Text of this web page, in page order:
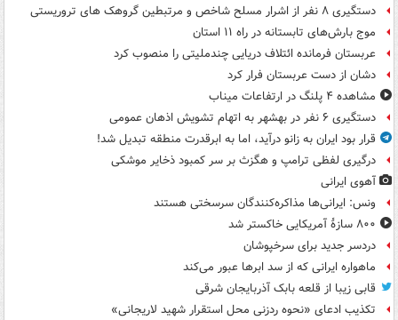
دستگیری ۸ نفر از اشرار مسلح شاخص و مرتبطین گروهک های تروریستی
موج بارش‌های تابستانه در راه ۱۱ استان
عربستان فرمانده ائتلاف دریایی چندملیتی را منصوب کرد
دشان از دست عربستان فرار کرد
مشاهده ۴ پلنگ در ارتفاعات میناب
دستگیری ۶ نفر در بهشهر به اتهام تشویش اذهان عمومی
قرار بود ایران به زانو درآید، اما به ابرقدرت منطقه تبدیل شد!
درگیری لفظی ترامپ و هگزث بر سر کمبود ذخایر موشکی
آهوی ایرانی
ونس: ایرانی‌ها مذاکره‌کنندگان سرسختی هستند
۸۰۰ سازۀ آمریکایی خاکستر شد
دردسر جدید برای سرخپوشان
ماهواره ایرانی که از سد ابرها عبور می‌کند
قابی زیبا از قلعه بابک آذربایجان شرقی
تکذیب ادعای «نحوه ردزنی محل استقرار شهید لاریجانی»